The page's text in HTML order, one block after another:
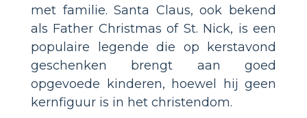
met familie. Santa Claus, ook bekend
als Father Christmas of St. Nick, is een
populaire legende die op kerstavond
geschenken brengt aan goed
opgevoede kinderen, hoewel hij geen
kernfiguur is in het christendom.